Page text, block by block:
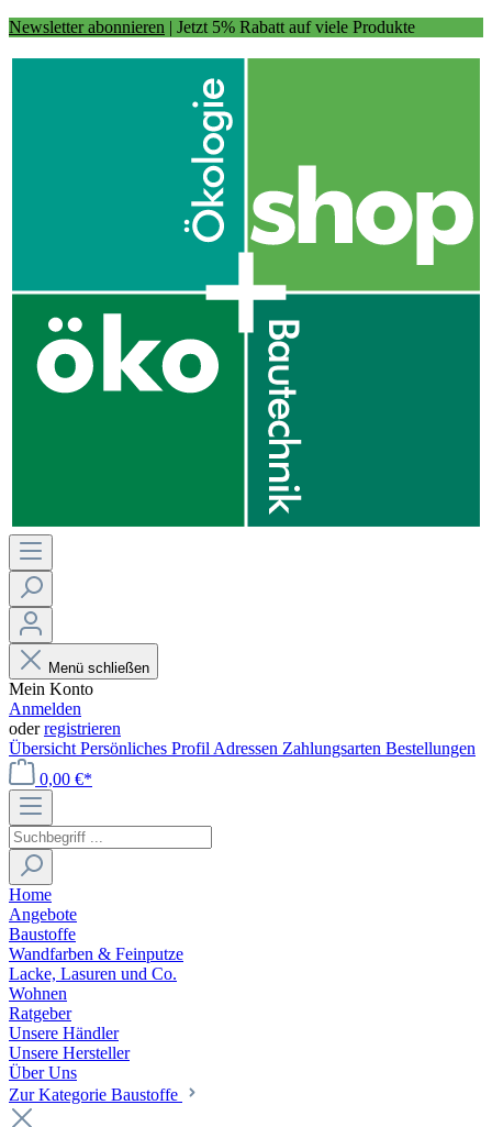
Newsletter abonnieren | Jetzt 5% Rabatt auf viele Produkte
Menü schließen
Mein Konto
Anmelden
oderregistrieren
Übersicht Persönliches Profil Adressen Zahlungsarten Bestellungen
0,00 €*
Home
Angebote
Baustoffe
Wandfarben & Feinputze
Lacke, Lasuren und Co.
Wohnen
Ratgeber
Unsere Händler
Unsere Hersteller
Über Uns
Zur Kategorie Baustoffe